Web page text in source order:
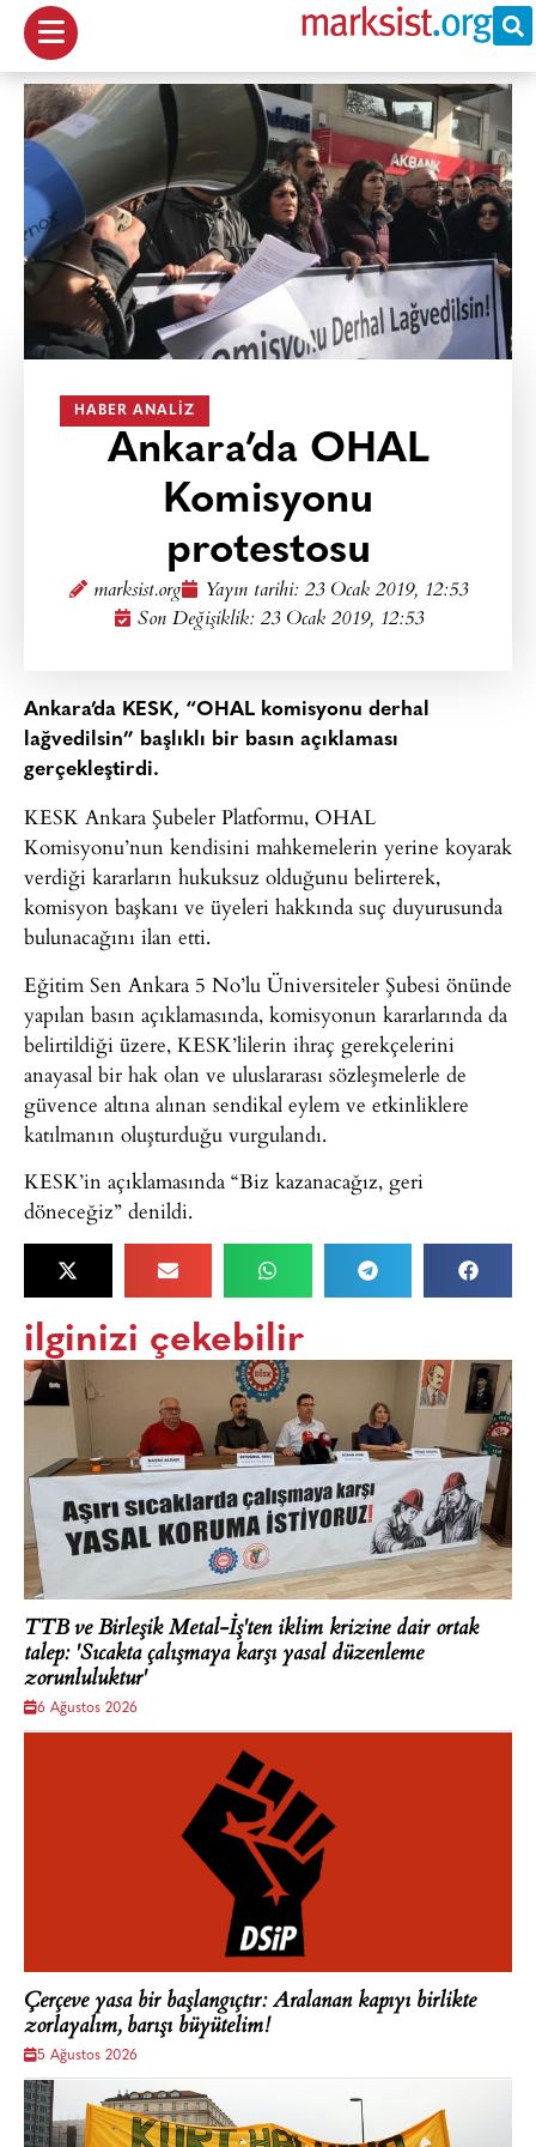
HABER ANALIZ
Ankara’da OHAL
Komisyonu
protestosu
marksist.org Yayın tarihi: 23 Ocak 2019, 12:53
Son Değişiklik: 23 Ocak 2019, 12:53
Ankara’da KESK, “OHAL komisyonu derhal
lağvedilsin” başlıklı bir basın açıklaması
gerçekleştirdi.
KESK Ankara Şubeler Platformu, OHAL
Komisyonu’nun kendisini mahkemelerin yerine koyarak
verdiği kararların hukuksuz olduğunu belirterek,
komisyon başkanı ve üyeleri hakkında suç duyurusunda
bulunacağını ilan etti.
Eğitim Sen Ankara 5 No’lu Üniversiteler Şubesi önünde
yapılan basın açıklamasında, komisyonun kararlarında da
belirtildiği üzere, KESK’lilerin ihraç gerekçelerini
anayasal bir hak olan ve uluslararası sözleşmelerle de
güvence altına alınan sendikal eylem ve etkinliklere
katılmanın oluşturduğu vurgulandı.
KESK’in açıklamasında “Biz kazanacağız, geri
döneceğiz” denildi.
ilginizi çekebilir
TTB ve Birleşik Metal-İş'ten iklim krizine dair ortak
talep: 'Sıcakta çalışmaya karşı yasal düzenleme
zorunluluktur'
6 Ağustos 2026
Çerçeve yasa bir başlangıçtır: Aralanan kapıyı birlikte
zorlayalım, barışı büyütelim!
5 Ağustos 2026